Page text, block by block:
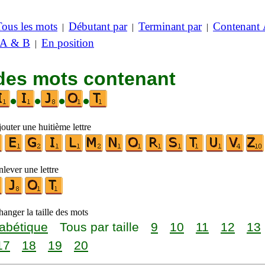
les mots | Débutant par| Terminant par| Contenant
& B | En position
mots contenant
•
• • •
une huitième lettre
une lettre
la taille des mots
Tous par taille 9 10 11 12 13
18 19 20